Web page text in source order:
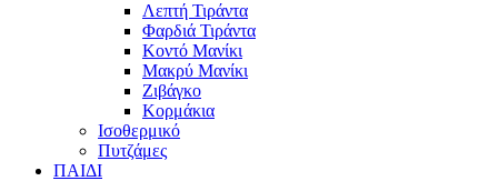
Λεπτή Τιράντα
Φαρδιά Τιράντα
Κοντό Μανίκι
Μακρύ Μανίκι
Ζιβάγκο
Κορμάκια
Ισοθερμικό
Πυτζάμες
ΠΑΙΔΙ